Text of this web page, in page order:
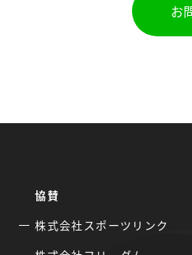
お
協賛
株式会社スポーツリンク